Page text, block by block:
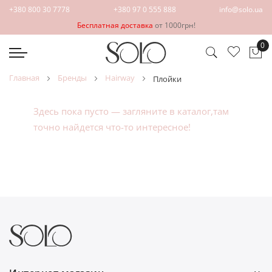
+380 800 30 7778 +380 97 0 555 888
info@solo.ua
Бесплатная доставка от 1000грн!
0
главная бренды hairway плойки
Здесь пока пусто — загляните в каталог,там
точно найдется что-то интересное!